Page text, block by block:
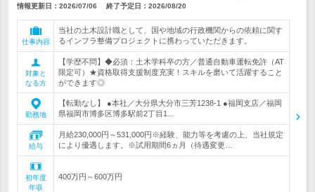
情報更新日：2026/07/06 終了予定日： 2026/08/20
仕事内容
当社の土木設計職として、国や地域の行政機関からの依頼に関す
るインフラ整備プロジェクトに携わっていただきます。
対象と
なる方
【学歴不問】◆必須：土木学科卒の方／普通自動車運転免許（AT
限定可）★資格取得支援制度充実！スキルを磨いて活躍すること
ができます◎
勤務地
【転勤なし】 ●本社／大分県大分市三芳1238-1 ●福岡支店／福岡
県福岡市博多区博多駅前2丁目1…
給与
月給230,000円～531,000円※経験、能力等を考慮の上、当社規定
により優遇します。※試用期間6ヵ月（待遇変更…
初年度
年収
400万円～600万円